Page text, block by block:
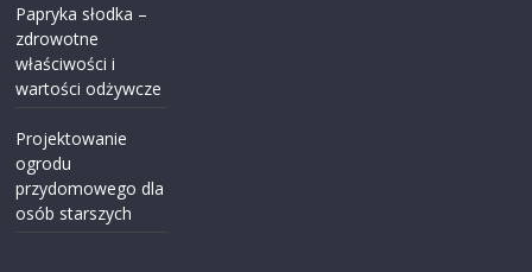
Papryka słodka –
zdrowotne
właściwości i
wartości odżywcze
Projektowanie
ogrodu
przydomowego dla
osób starszych